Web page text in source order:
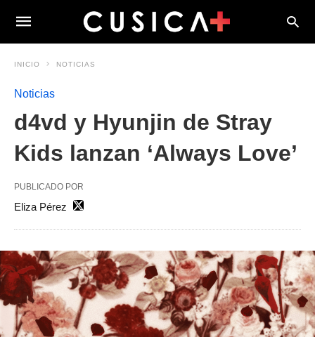
INICIO NOTICIAS
Noticias
d4vd y Hyunjin de Stray
Kids lanzan ‘Always Love’
PUBLICADO POR
Eliza Pérez